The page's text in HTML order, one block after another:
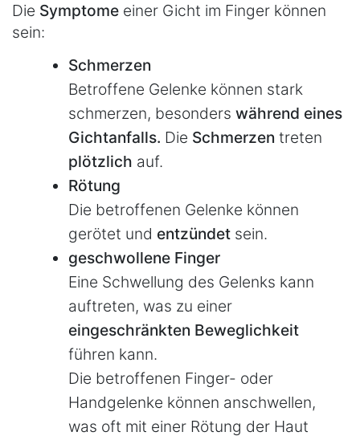
Die Symptome einer Gicht im Finger können
sein:
Schmerzen
Betroffene Gelenke können stark
schmerzen, besonders während eines
Gichtanfalls. Die Schmerzen treten
plötzlich auf.
Rötung
Die betroffenen Gelenke können
gerötet und entzündet sein.
geschwollene Finger
Eine Schwellung des Gelenks kann
auftreten, was zu einer
eingeschränkten Beweglichkeit
führen kann.
Die betroffenen Finger- oder
Handgelenke können anschwellen,
was oft mit einer Rötung der Haut